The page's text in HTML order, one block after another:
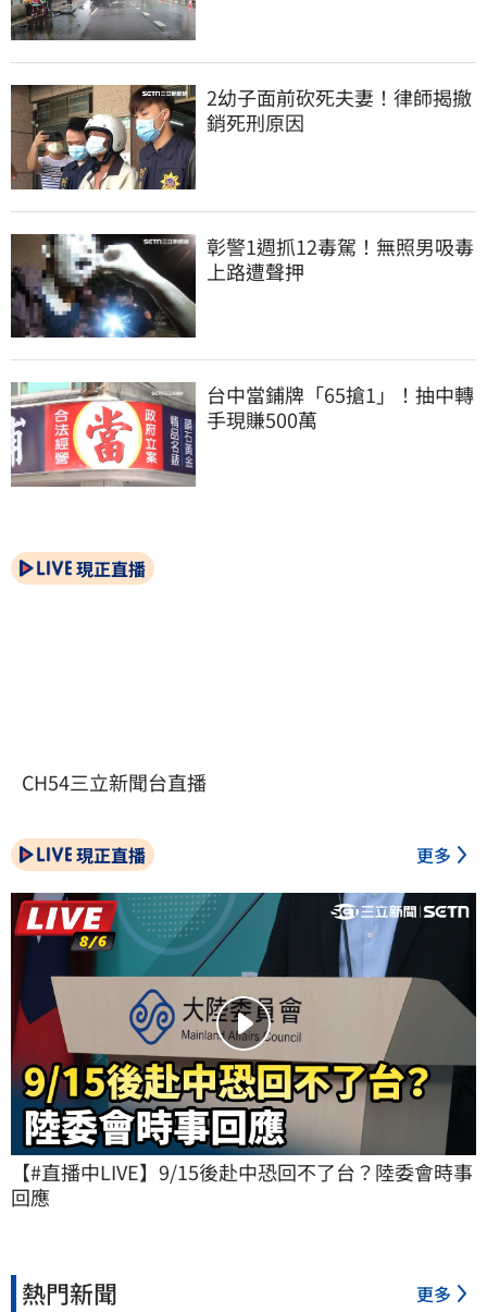
2幼子面前砍死夫妻！律師揭撤
銷死刑原因
彰警1週抓12毒駕！無照男吸毒
上路遭聲押
台中當鋪牌「65搶1」！抽中轉
手現賺500萬
現正直播
CH54三立新聞台直播
現正直播 更多
【#直播中LIVE】9/15後赴中恐回不了台？陸委會時事
回應
熱門新聞 更多